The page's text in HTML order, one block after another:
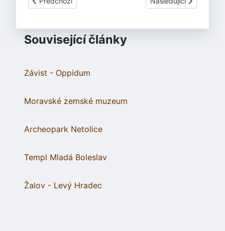
Související články
Závist - Oppidum
Moravské zemské muzeum
Archeopark Netolice
Templ Mladá Boleslav
Žalov - Levý Hradec